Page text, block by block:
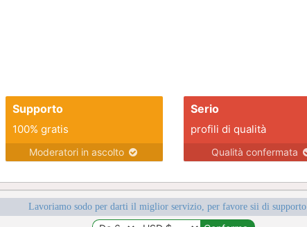
Supporto
100% gratis
Moderatori in ascolto
Serio
profili di qualità
Qualità confermata
Lavoriamo sodo per darti il miglior servizio, per favore sii di supporto